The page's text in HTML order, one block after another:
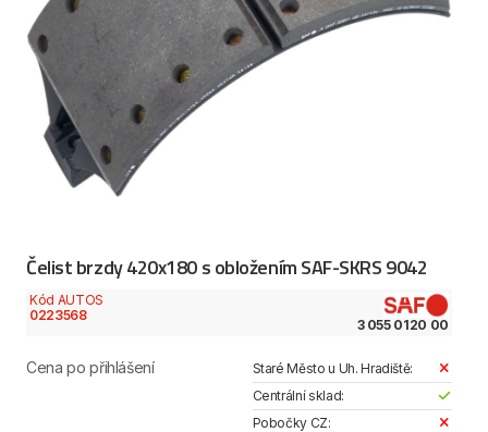
Čelist brzdy 420x180 s obložením SAF-SKRS 9042
Kód AUTOS
0223568
3 055 0120 00
Cena po přihlášení
Staré Město u Uh. Hradiště:
Centrální sklad:
Pobočky CZ: